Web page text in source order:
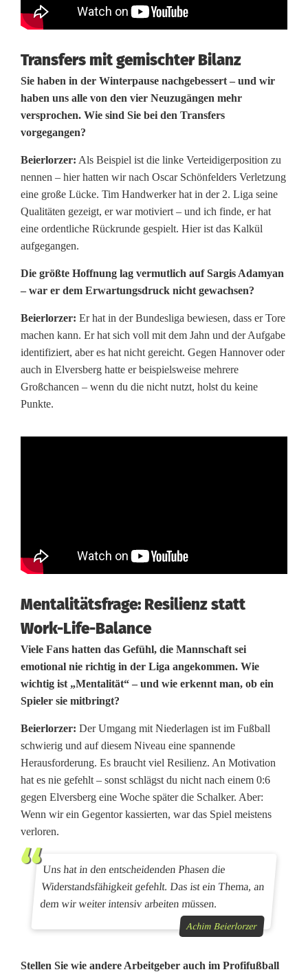
i
ä
t
Transfers mit gemischter Bilanz
Sie haben in der Winterpause nachgebessert – und wir
haben uns alle von den vier Neuzugängen mehr
versprochen. Wie sind Sie bei den Transfers
vorgegangen?
Beierlorzer: Als Beispiel ist die linke Verteidigerposition zu
nennen – hier hatten wir nach Oscar Schönfelders Verletzung
eine große Lücke. Tim Handwerker hat in der 2. Liga seine
Qualitäten gezeigt, er war motiviert – und ich finde, er hat
eine ordentliche Rückrunde gespielt. Hier ist das Kalkül
aufgegangen.
Die größte Hoffnung lag vermutlich auf Sargis Adamyan
– war er dem Erwartungsdruck nicht gewachsen?
Beierlorzer: Er hat in der Bundesliga bewiesen, dass er Tore
machen kann. Er hat sich voll mit dem Jahn und der Aufgabe
identifiziert, aber es hat nicht gereicht. Gegen Hannover oder
auch in Elversberg hatte er beispielsweise mehrere
Großchancen – wenn du die nicht nutzt, holst du keine
Punkte.
Mentalitätsfrage: Resilienz statt
Work-Life-Balance
Viele Fans hatten das Gefühl, die Mannschaft sei
emotional nie richtig in der Liga angekommen. Wie
wichtig ist „Mentalität“ – und wie erkennt man, ob ein
Spieler sie mitbringt?
Beierlorzer: Der Umgang mit Niederlagen ist im Fußball
schwierig und auf diesem Niveau eine spannende
Herausforderung. Es braucht viel Resilienz. An Motivation
hat es nie gefehlt – sonst schlägst du nicht nach einem 0:6
gegen Elversberg eine Woche später die Schalker. Aber:
Wenn wir ein Gegentor kassierten, war das Spiel meistens
verloren.
Uns hat in den entscheidenden Phasen die
Widerstandsfähigkeit gefehlt. Das ist ein Thema, an
dem wir weiter intensiv arbeiten müssen.
Achim Beierlorzer
Stellen Sie wie andere Arbeitgeber auch im Profifußball